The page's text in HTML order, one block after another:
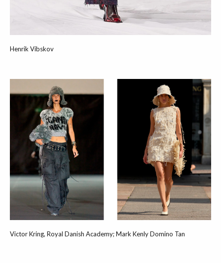
Henrik Vibskov
Victor Kring, Royal Danish Academy; Mark Kenly Domino Tan